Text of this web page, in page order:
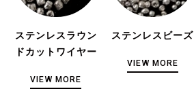
ステンレスラウン
ドカットワイヤー
VIEW MORE
ステンレスビーズ
VIEW MORE